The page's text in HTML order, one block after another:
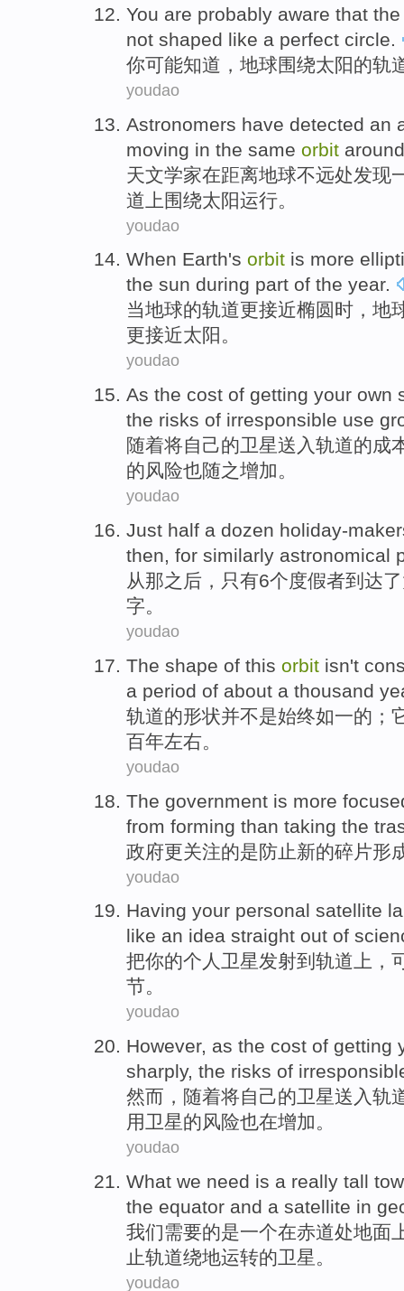
You are probably aware that
not shaped like a perfect circle.
你可能知道 ， 地球围绕太阳的轨
youdao
Astronomers have detected an
moving in the same orbit around
天文学家在距离地球不远处发现
道 上 围绕太阳运行。
youdao
When Earth's orbit is more
the sun during part of the year.
当地球的轨道更接近椭圆时， 地
更接近太阳 。
youdao
As the cost of getting your own
the risks of irresponsible use
随着将自己的卫星送入轨道的成
的风险也随之增加。
youdao
Just half a dozen holiday-
then, for similarly astronomical
从那之后 ， 只有6个度假者到达了
字。
youdao
The shape of this orbit isn't
a period of about a thousand
轨道的形状并不是始终如一的；
百年左右。
youdao
The government is more
from forming than taking the
政府更关注的是防止新的碎片形
youdao
Having your personal satellite
like an idea straight out of
把你的个人 卫星发射到 轨道上 ，
节。
youdao
However, as the cost of getting
sharply, the risks of
然而 ， 随着将自己的卫星送入轨
用 卫星的风险也在增加。
youdao
What we need is a really tall
the equator and a satellite in
我们需要的是一个在赤道处地面
止轨道绕地运转的卫星。
youdao